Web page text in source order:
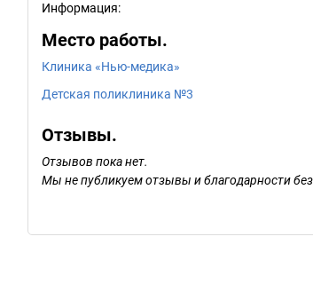
Информация:
Место работы.
Клиника «Нью-медика»
Детская поликлиника №3
Отзывы.
Отзывов пока нет.
Мы не публикуем отзывы и благодарности